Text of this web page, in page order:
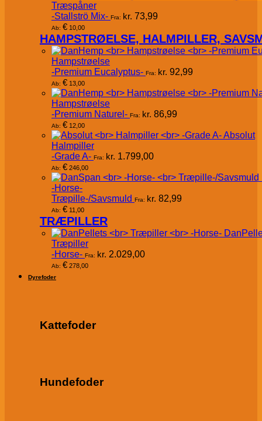
Træspåner
-Stallströ Mix- Fra: kr. 73,99
Ab: € 10,00
HAMPSTRØELSE, HALMPILLER,
Hampstrøelse
-Premium Eucalyptus- Fra: kr. 92,99
Ab: € 13,00
Hampstrøelse
-Premium Naturel- Fra: kr. 86,99
Ab: € 12,00
Absolut
Halmpiller
-Grade A- Fra: kr. 1.799,00
Ab: € 246,00
-Horse-
Træpille-/Savsmuld Fra: kr. 82,99
Ab: € 11,00
TRÆPILLER
Træpiller
-Horse- Fra: kr. 2.029,00
Ab: € 278,00
Dyrefoder
Kattefoder
Hundefoder